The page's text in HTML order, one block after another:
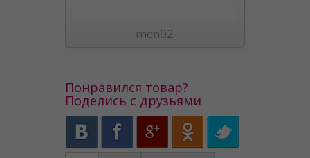
men02
Понравился товар?
Поделись с друзьями